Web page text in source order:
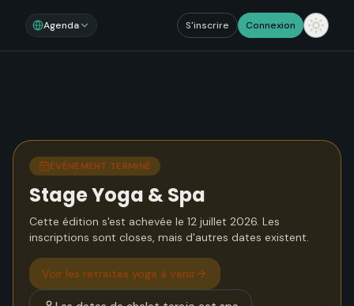
Agenda S'inscrire Connexion
ÉVÉNEMENT TERMINÉ
Stage Yoga & Spa
Cette édition s'est achevée le 12 juillet 2026. Les
inscriptions sont closes, mais d'autres dates existent.
Voir les retraites yoga à venir